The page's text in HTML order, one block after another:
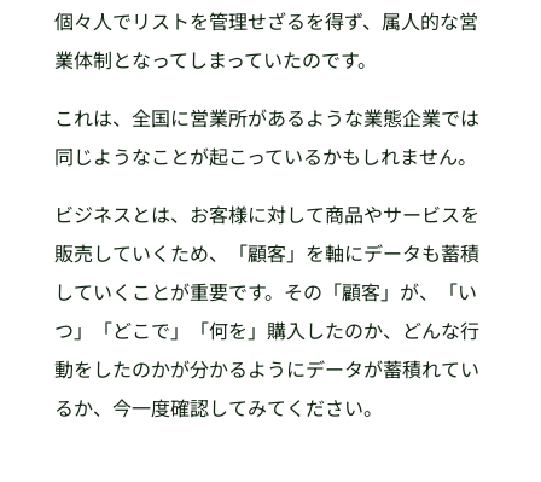
個々人でリストを管理せざるを得ず、属人的な営
業体制となってしまっていたのです。
これは、全国に営業所があるような業態企業では
同じようなことが起こっているかもしれません。
ビジネスとは、お客様に対して商品やサービスを
販売していくため、「顧客」を軸にデータも蓄積
していくことが重要です。その「顧客」が、「い
つ」「どこで」「何を」購入したのか、どんな行
動をしたのかが分かるようにデータが蓄積れてい
るか、今一度確認してみてください。